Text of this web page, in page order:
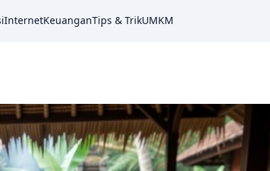
InternetKeuanganTips & TrikUMKM